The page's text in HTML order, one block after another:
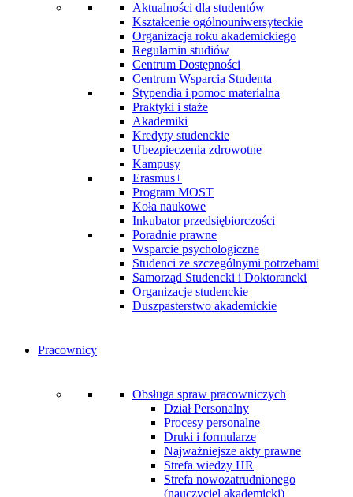
Aktualności dla studentów
Kształcenie ogólnouniwersyteckie
Organizacja roku akademickiego
Regulamin studiów
Centrum Dostępności
Centrum Wsparcia Studenta
Stypendia i pomoc materialna
Praktyki i staże
Akademiki
Kredyty studenckie
Ubezpieczenia zdrowotne
Kampusy
Erasmus+
Program MOST
Koła naukowe
Inkubator przedsiębiorczości
Poradnie prawne
Wsparcie psychologiczne
Studenci ze szczególnymi potrzebami
Samorząd Studencki i Doktorancki
Organizacje studenckie
Duszpasterstwo akademickie
Pracownicy
Obsługa spraw pracowniczych
Dział Personalny
Procesy personalne
Druki i formularze
Najważniejsze akty prawne
Strefa wiedzy HR
Strefa nowozatrudnionego
(nauczyciel akademicki)